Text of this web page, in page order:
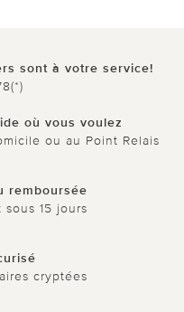
sont à votre service!
où vous voulez
ou au Point Relais
remboursée
15 jours
cryptées